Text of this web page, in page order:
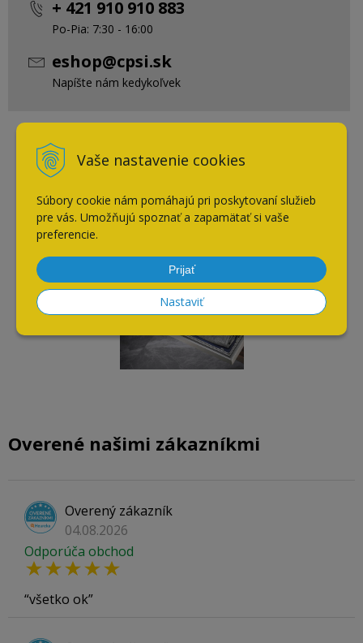
Vaše nastavenie cookies
Súbory cookie nám pomáhajú pri poskytovaní služieb
pre vás. Umožňujú spoznať a zapamätať si vaše
preferencie.
Prijať
Nastaviť
+ 421 910 910 883
Po-Pia: 7:30 - 16:00
eshop@cpsi.sk
Napíšte nám kedykoľvek
Výsuvný koš do skrine s
tlmeným zatváraním
Overené našimi zákazníkmi
Overený zákazník
04.08.2026
Odporúča obchod
všetko ok